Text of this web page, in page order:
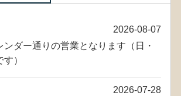
2026-08-07
ンダー通りの営業となります（日・
）
2026-07-28